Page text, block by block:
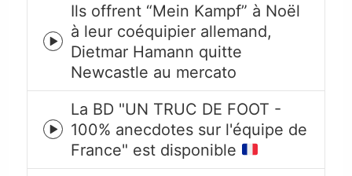
Episode
play
icon
Ils offrent “Mein Kampf” à Noël
à leur coéquipier allemand,
Dietmar Hamann quitte
Newcastle au mercato
Episode
play
icon
La BD "UN TRUC DE FOOT -
100% anecdotes sur l'équipe de
France" est disponible